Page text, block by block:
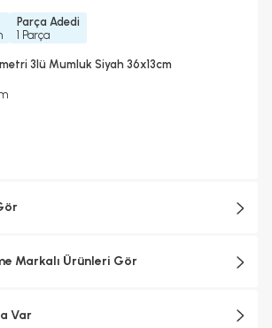
Parça Adedi
1 Parça
3lü Mumluk Siyah 36x13cm
Markalı Ürünleri Gör
Var